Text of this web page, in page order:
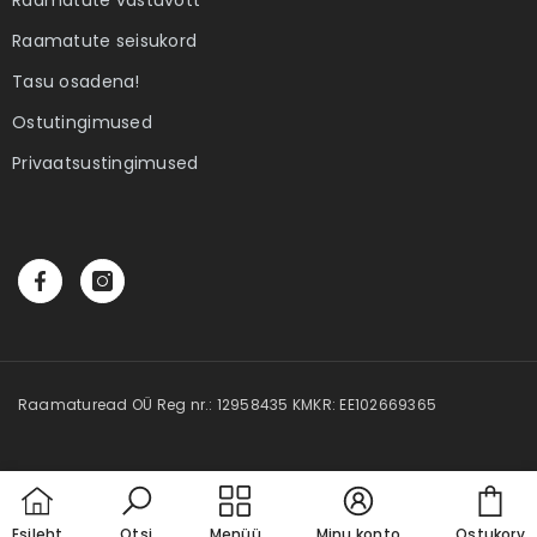
Raamatute seisukord
Tasu osadena!
Ostutingimused
Privaatsustingimused
Raamaturead OÜ Reg nr.: 12958435 KMKR: EE102669365
Ebatäiuslik minevik